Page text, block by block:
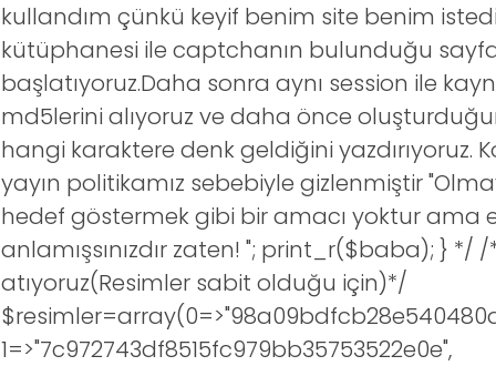
kullandım çünkü keyif benim site benim
kütüphanesi ile captchanın bulunduğu
başlatıyoruz.Daha sonra aynı session ile
md5lerini alıyoruz ve daha önce
hangi karaktere denk geldiğini yazdırıyoruz.
yayın politikamız sebebiyle gizlenmiştir
hedef göstermek gibi bir amacı yoktur ama
anlamışsınızdır zaten! "; print_r($baba); } */ /
atıyoruz(Resimler sabit olduğu için)*/
1=>"7c972743df8515fc979bb35753522e0e",